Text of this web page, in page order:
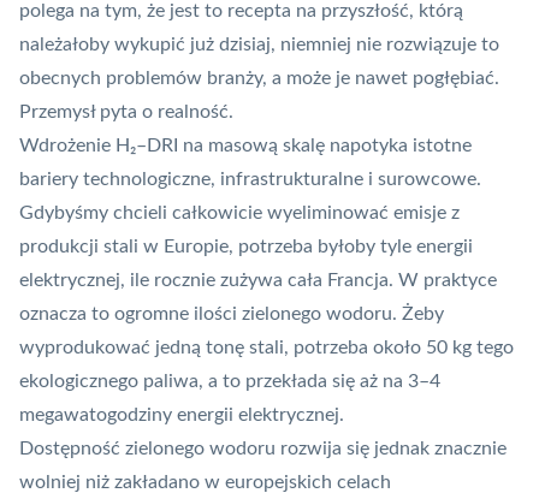
polega na tym, że jest to recepta na przyszłość, którą
należałoby wykupić już dzisiaj, niemniej nie rozwiązuje to
obecnych problemów branży, a może je nawet pogłębiać.
Przemysł pyta o realność.
Wdrożenie H₂–DRI na masową skalę napotyka istotne
bariery technologiczne, infrastrukturalne i surowcowe.
Gdybyśmy chcieli całkowicie wyeliminować emisje z
produkcji stali w Europie, potrzeba byłoby tyle energii
elektrycznej, ile rocznie zużywa cała Francja. W praktyce
oznacza to ogromne ilości zielonego wodoru. Żeby
wyprodukować jedną tonę stali, potrzeba około 50 kg tego
ekologicznego paliwa, a to przekłada się aż na 3–4
megawatogodziny energii elektrycznej.
Dostępność zielonego wodoru rozwija się jednak znacznie
wolniej niż zakładano w europejskich celach